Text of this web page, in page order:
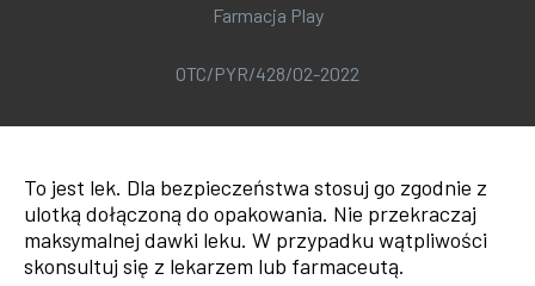
Farmacja Play
OTC/PYR/428/02-2022
To jest lek. Dla bezpieczeństwa stosuj go zgodnie z
ulotką dołączoną do opakowania. Nie przekraczaj
maksymalnej dawki leku. W przypadku wątpliwości
skonsultuj się z lekarzem lub farmaceutą.